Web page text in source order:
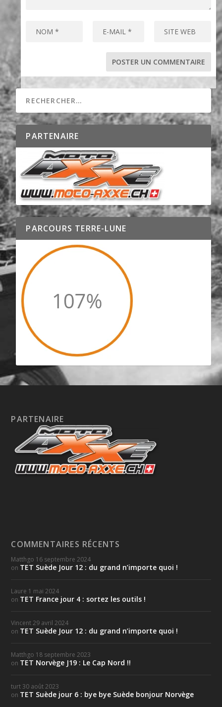
PARTENAIRE
PARCOURS TERRE-LUNE
PARTENAIRE
COMMENTAIRES RÉCENTS
Matthgo 16 septembre 2024
on TET Suède Jour 12 : du grand n’importe quoi !
Laure 1 mai 2024
on TET France jour 4 : sortez les outils !
Vincent 29 avril 2024
on TET Suède Jour 12 : du grand n’importe quoi !
Matthgo 18 septembre 2023
on TET Norvège J19 : Le Cap Nord !!
turt 30 août 2023
on TET Suède jour 6 : bye bye Suède bonjour Norvège